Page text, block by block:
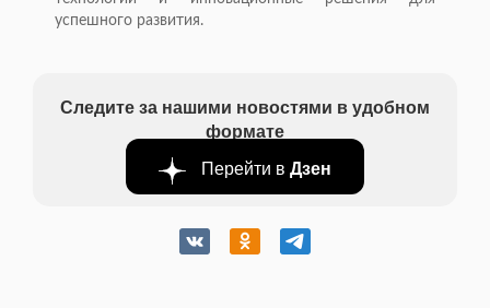
успешного развития.
Следите за нашими новостями в удобном
формате
Перейти в Дзен